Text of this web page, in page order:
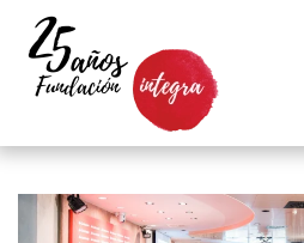
Skip to main content